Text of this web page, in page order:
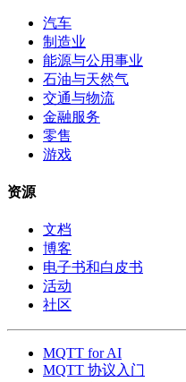
汽车
制造业
能源与公用事业
石油与天然气
交通与物流
金融服务
零售
游戏
资源
文档
博客
电子书和白皮书
活动
社区
MQTT for AI
MQTT 协议入门